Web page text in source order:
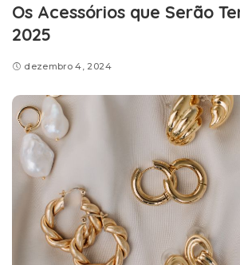
Os Acessórios que Serão
2025
dezembro 4, 2024